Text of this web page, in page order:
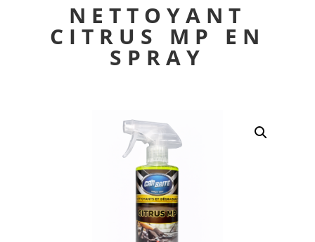
NETTOYANT
CITRUS MP EN
SPRAY